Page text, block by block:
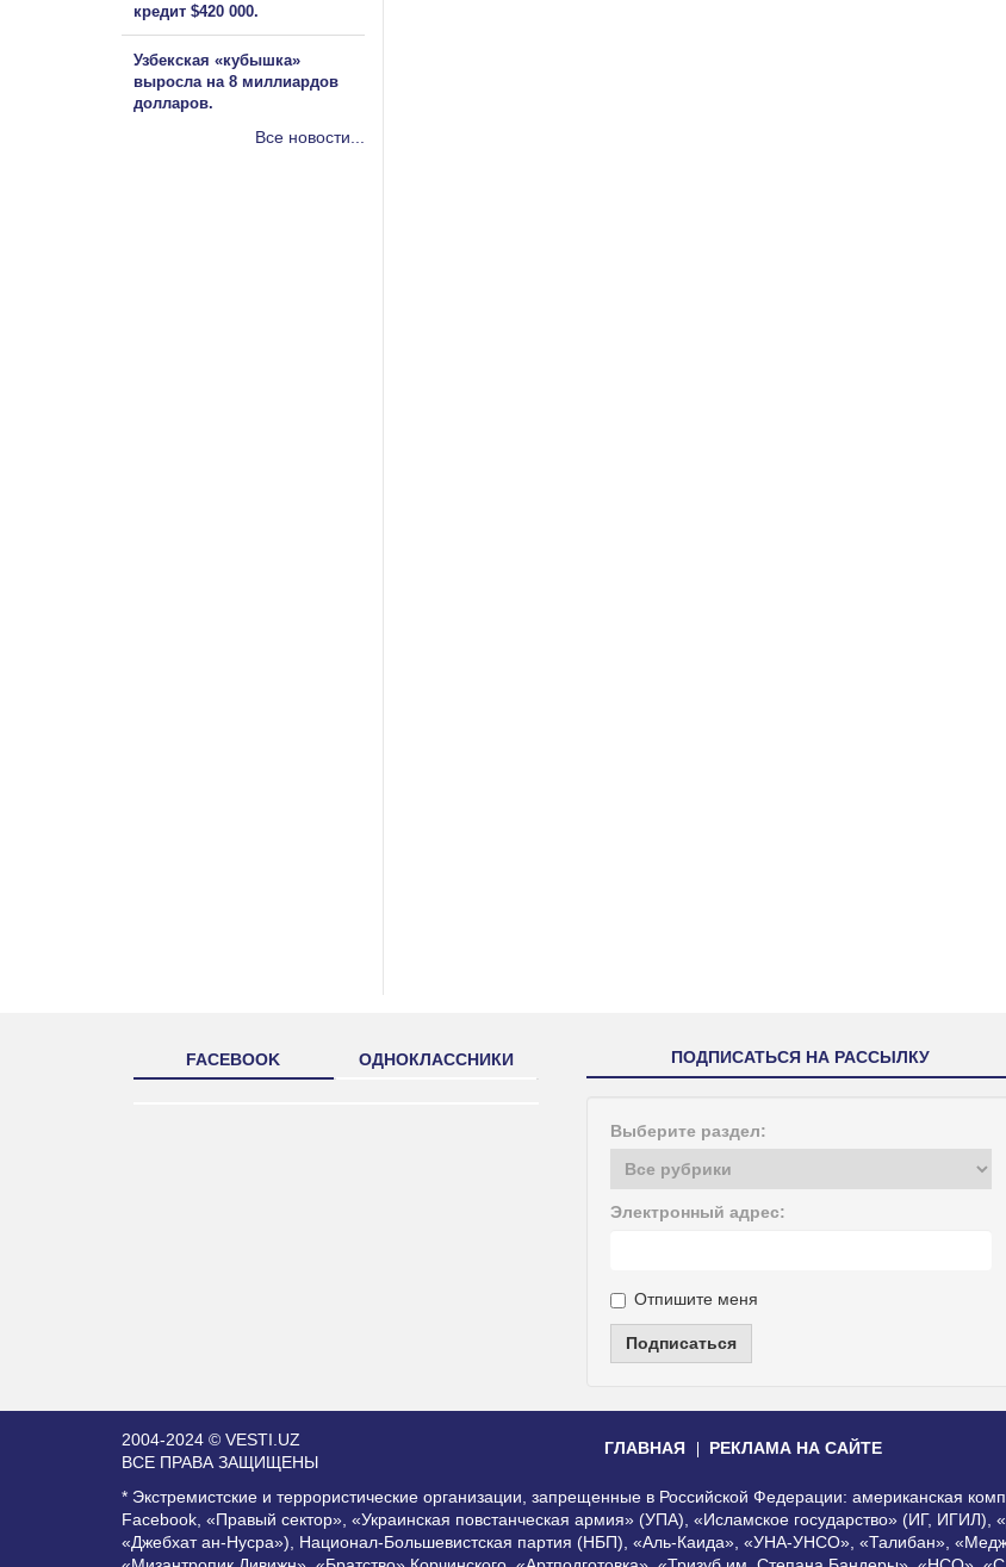
кредит $420 000.
Узбекская «кубышка»
выросла на 8 миллиардов
долларов.
Все новости...
FACEBOOK ОДНОКЛАССНИКИ ПОДПИСАТЬСЯ НА РАССЫЛКУ
Выберите раздел:
Электронный адрес:
Отпишите меня
Подписаться
2004-2024 © VESTI.UZ
ВСЕ ПРАВА ЗАЩИЩЕНЫ
ГЛАВНАЯ РЕКЛАМА НА САЙТЕ
* Экстремистские и террористические организации, запрещенные в Российской Федерации: американская
Facebook, «Правый сектор», «Украинская повстанческая армия» (УПА), «Исламское государство» (ИГ,
«Джебхат ан-Нусра»), Национал-Большевистская партия (НБП), «Аль-Каида», «УНА-УНСО», «Талибан»,